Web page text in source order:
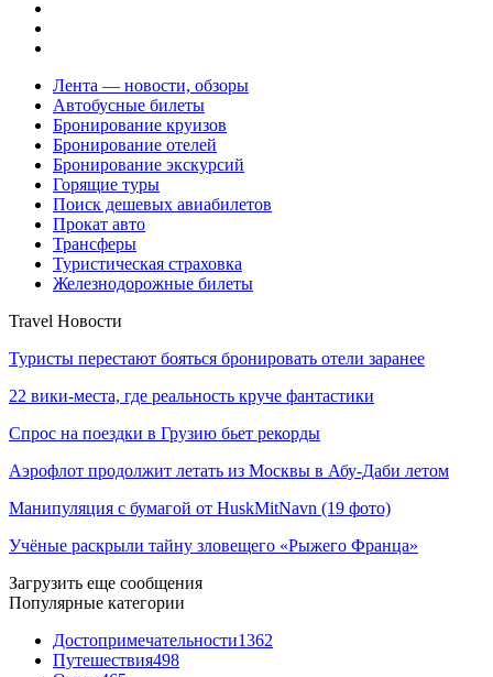
Лента — новости, обзоры
Автобусные билеты
Бронирование круизов
Бронирование отелей
Бронирование экскурсий
Горящие туры
Поиск дешевых авиабилетов
Прокат авто
Трансферы
Туристическая страховка
Железнодорожные билеты
Travel Новости
Туристы перестают бояться бронировать отели заранее
22 вики-места, где реальность круче фантастики
Спрос на поездки в Грузию бьет рекорды
Аэрофлот продолжит летать из Москвы в Абу-Даби летом
Манипуляция с бумагой от HuskMitNavn (19 фото)
Учёные раскрыли тайну зловещего «Рыжего Франца»
Загрузить еще сообщения
Популярные категории
Достопримечательности1362
Путешествия498